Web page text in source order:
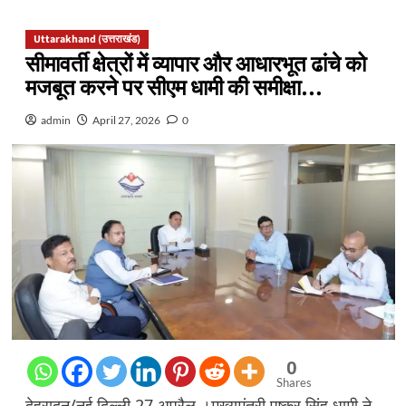
Uttarakhand (उत्तराखंड)
सीमावर्ती क्षेत्रों में व्यापार और आधारभूत ढांचे को
मजबूत करने पर सीएम धामी की समीक्षा…
admin April 27, 2026 0
0
Shares